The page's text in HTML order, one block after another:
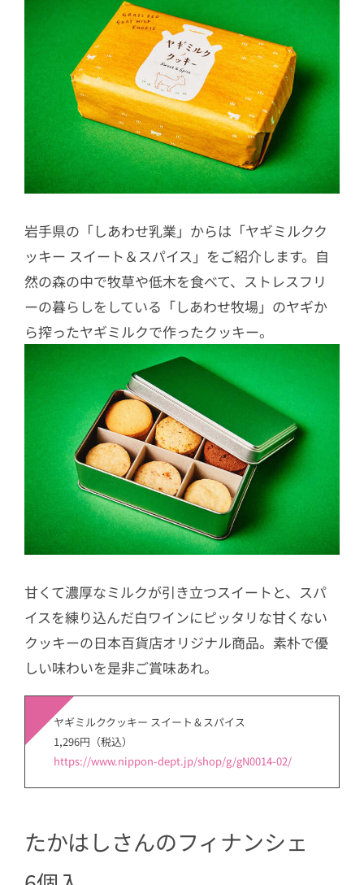
岩手県の「しあわせ乳業」からは「ヤギミルクク
ッキー スイート＆スパイス」をご紹介します。自
然の森の中で牧草や低木を食べて、ストレスフリ
ーの暮らしをしている「しあわせ牧場」のヤギか
ら搾ったヤギミルクで作ったクッキー。
甘くて濃厚なミルクが引き立つスイートと、スパ
イスを練り込んだ白ワインにピッタリな甘くない
クッキーの日本百貨店オリジナル商品。素朴で優
しい味わいを是非ご賞味あれ。
ヤギミルククッキー スイート＆スパイス
1,296円（税込）
https://www.nippon-dept.jp/shop/g/gN0014-02/
たかはしさんのフィナンシェ